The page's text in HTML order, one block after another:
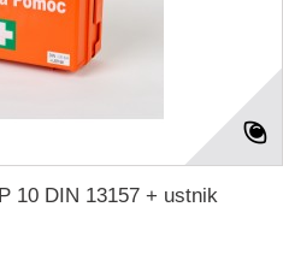
10 DIN 13157 + ustnik